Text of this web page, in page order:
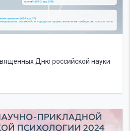
Дню российской науки